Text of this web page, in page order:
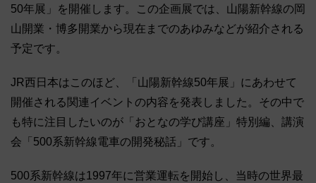
50年展」を開催します。この企画展では、山陽新幹線の岡
山開業・博多開業から現在までのあゆみなどが紹介される
予定です。
JR西日本はこのほど、「山陽新幹線50年展」にあわせて
開催される関連イベントの内容を発表しました。その中で
も特に注目したいのが「おとなの学び講座」特別編、講演
会「500系新幹線電車の開発秘話」です。
500系新幹線は1997年に営業運転を開始し、当時の世界最